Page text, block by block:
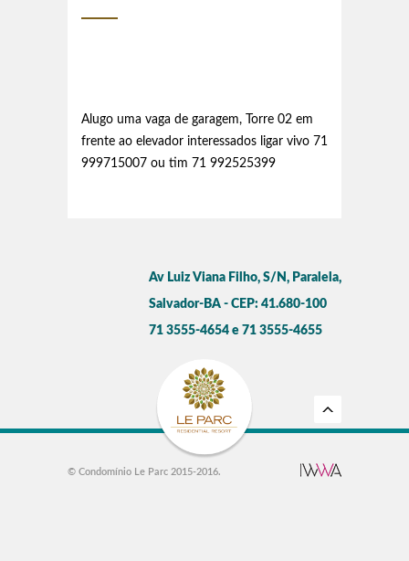
Alugo uma vaga de garagem, Torre 02 em
frente ao elevador interessados ligar vivo 71
999715007 ou tim 71 992525399
Av Luiz Viana Filho, S/N, Paralela,
Salvador-BA - CEP: 41.680-100
71 3555-4654 e 71 3555-4655
© Condomínio Le Parc 2015-2016.